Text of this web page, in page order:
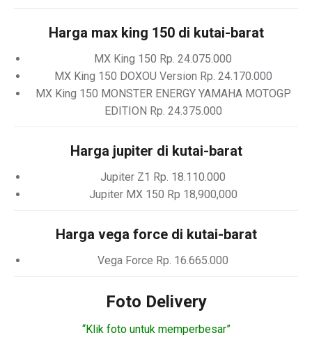
Harga max king 150 di kutai-barat
MX King 150 Rp. 24.075.000
MX King 150 DOXOU Version Rp. 24.170.000
MX King 150 MONSTER ENERGY YAMAHA MOTOGP
EDITION Rp. 24.375.000
Harga jupiter di kutai-barat
Jupiter Z1 Rp. 18.110.000
Jupiter MX 150 Rp 18,900,000
Harga vega force di kutai-barat
Vega Force Rp. 16.665.000
Foto Delivery
“Klik foto untuk memperbesar”